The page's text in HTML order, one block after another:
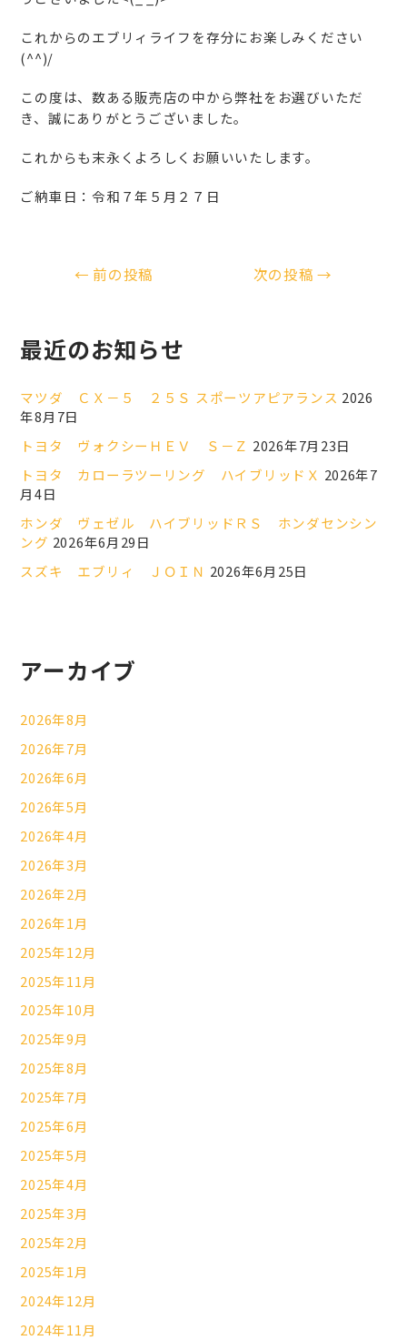
これからのエブリィライフを存分にお楽しみください
(^^)/
この度は、数ある販売店の中から弊社をお選びいただ
き、誠にありがとうございました。
これからも末永くよろしくお願いいたします。
ご納車日：令和７年５月２７日
← 前の投稿 次の投稿→
最近のお知らせ
マツダ ＣＸ－５ ２５Ｓ スポーツアピアランス 2026
年8月7日
トヨタ ヴォクシーＨＥＶ Ｓ－Ｚ 2026年7月23日
トヨタ カローラツーリング ハイブリッドＸ 2026年7
月4日
ホンダ ヴェゼル ハイブリッドＲＳ ホンダセンシン
ング 2026年6月29日
スズキ エブリィ ＪＯＩＮ 2026年6月25日
アーカイブ
2026年8月
2026年7月
2026年6月
2026年5月
2026年4月
2026年3月
2026年2月
2026年1月
2025年12月
2025年11月
2025年10月
2025年9月
2025年8月
2025年7月
2025年6月
2025年5月
2025年4月
2025年3月
2025年2月
2025年1月
2024年12月
2024年11月